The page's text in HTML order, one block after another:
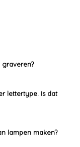
lettertype. Is dat
lampen maken?